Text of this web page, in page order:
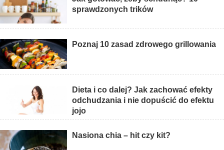
sprawdzonych trików
Poznaj 10 zasad zdrowego grillowania
Dieta i co dalej? Jak zachować efekty
odchudzania i nie dopuścić do efektu
jojo
Nasiona chia – hit czy kit?